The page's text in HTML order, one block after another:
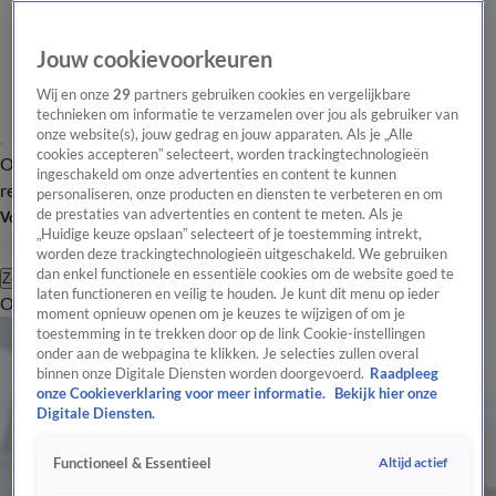
Overzicht Laatste nieuws Regionieuws Het beste van Hart
Tip de
redactie
Volg Hart van Nederland
Zoeken
OverzichtRegioUitzendingenWeerTip de redactiePanelVideo's
Jouw cookievoorkeuren
Wij en onze29 partners gebruiken cookies en vergelijkbare
technieken om informatie te verzamelen over jou als gebruiker van
onze website(s), jouw gedrag en jouw apparaten. Als je „Alle
cookies accepteren” selecteert, worden trackingtechnologieën
ingeschakeld om onze advertenties en content te kunnen
personaliseren, onze producten en diensten te verbeteren en om
de prestaties van advertenties en content te meten. Als je
„Huidige keuze opslaan” selecteert of je toestemming intrekt,
worden deze trackingtechnologieën uitgeschakeld. We gebruiken
dan enkel functionele en essentiële cookies om de website goed te
laten functioneren en veilig te houden. Je kunt dit menu op ieder
moment opnieuw openen om je keuzes te wijzigen of om je
toestemming in te trekken door op de link Cookie-instellingen
onder aan de webpagina te klikken. Je selecties zullen overal
binnen onze Digitale Diensten worden doorgevoerd. Raadpleeg
onze Cookieverklaring voor meer informatie.
Bekijk hier onze
Digitale Diensten.
Functioneel & Essentieel Altijd actief